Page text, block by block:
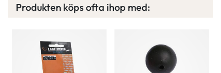
Produkten köps ofta ihop med: